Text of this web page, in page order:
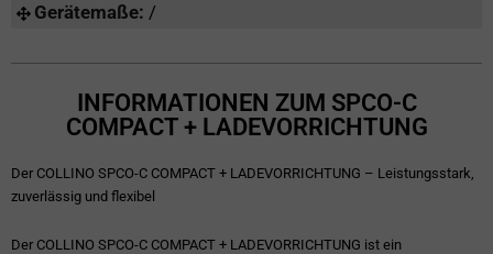
Gerätemaße: /
INFORMATIONEN ZUM SPCO-C
COMPACT + LADEVORRICHTUNG
Der COLLINO SPCO-C COMPACT + LADEVORRICHTUNG – Leistungsstark,
zuverlässig und flexibel
Der COLLINO SPCO-C COMPACT + LADEVORRICHTUNG ist ein